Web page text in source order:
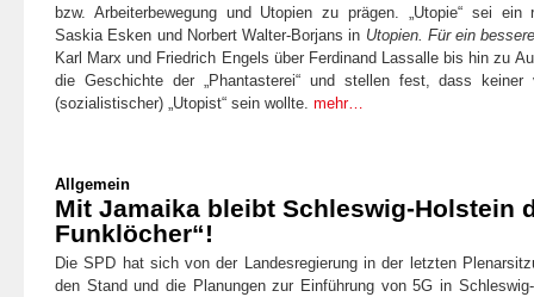
bzw. Arbeiterbewegung und Utopien zu prägen. „Utopie“ sei ein
Saskia Esken und Norbert Walter-Borjans in Utopien. Für ein
Karl Marx und Friedrich Engels über Ferdinand Lassalle bis hin zu
die Geschichte der „Phantasterei“ und stellen fest, dass keiner
(sozialistischer) „Utopist“ sein wollte. mehr…
Allgemein
Mit Jamaika bleibt Schleswig-Holstein
Funklöcher“!
Die SPD hat sich von der Landesregierung in der letzten
den Stand und die Planungen zur Einführung von 5G in